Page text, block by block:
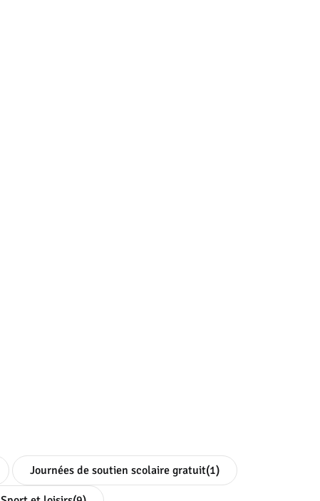
Journées de soutien scolaire gratuit(1)